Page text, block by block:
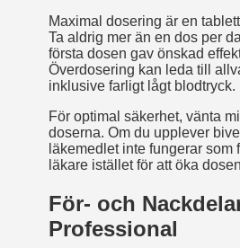
Maximal dosering är en
Ta aldrig mer än en dos per
första dosen gav önskad
Överdosering kan leda till
inklusive farligt lågt blodtryck.
För optimal säkerhet, vänta
doserna. Om du upplever
läkemedlet inte fungerar som
läkare istället för att öka
För- och
Professional